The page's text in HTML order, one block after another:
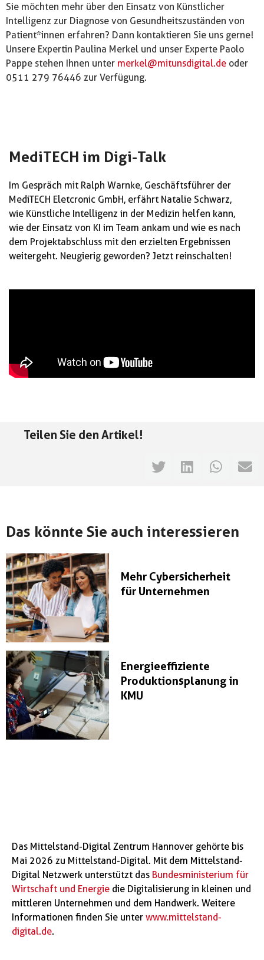
Sie möchten mehr über den Einsatz von Künstlicher
Intelligenz zur Diagnose von Gesundheitszuständen von
Patient*innen erfahren? Dann kontaktieren Sie uns gerne!
Unsere Expertin Paulina Merkel und unser Experte Paolo
Pappe stehen Ihnen unter merkel@mitunsdigital.de oder
0511 279 76446 zur Verfügung.
MediTECH im Digi-Talk
Im Gespräch mit Ralph Warnke, Geschäftsführer der
MediTECH Eletcronic GmbH, erfährt Natalie Schwarz,
wie Künstliche Intelligenz in der Medizin helfen kann,
wie der Einsatz von KI im Team ankam und wie es nach
dem Projektabschluss mit den erzielten Ergebnissen
weitergeht. Neugierig geworden? Jetzt reinschalten!
Teilen Sie den Artikel!
Das könnte Sie auch interessieren
Mehr Cybersicherheit
für Unternehmen
Energieeffiziente
Produktionsplanung in
KMU
Das Mittelstand-Digital Zentrum Hannover gehörte bis
Mai 2026 zu Mittelstand-Digital. Mit dem Mittelstand-
Digital Netzwerk unterstützt das Bundesministerium für
Wirtschaft und Energie die Digitalisierung in kleinen und
mittleren Unternehmen und dem Handwerk. Weitere
Informationen finden Sie unter www.mittelstand-
digital.de.